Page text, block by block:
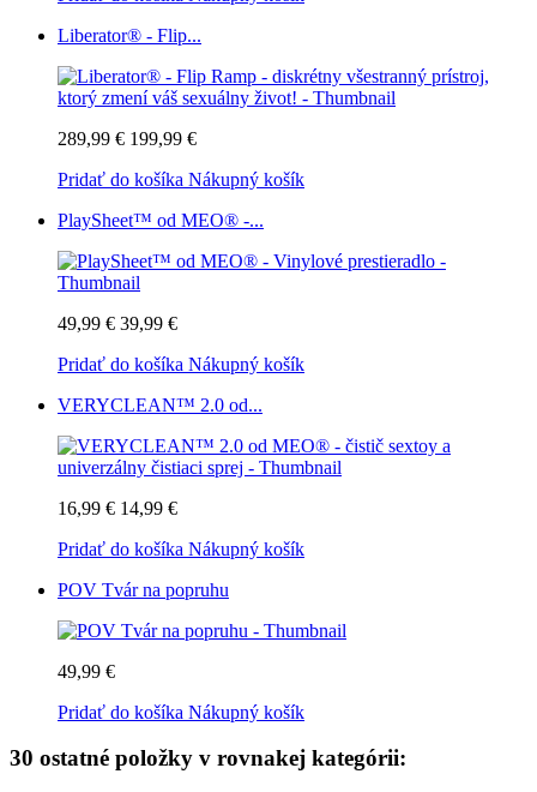
Liberator® - Flip...
289,99 € 199,99 €
Pridať do košíka Nákupný košík
PlaySheet™ od MEO® -...
49,99 € 39,99 €
Pridať do košíka Nákupný košík
VERYCLEAN™ 2.0 od...
16,99 € 14,99 €
Pridať do košíka Nákupný košík
POV Tvár na popruhu
49,99 €
Pridať do košíka Nákupný košík
30 ostatné položky v rovnakej kategórii: